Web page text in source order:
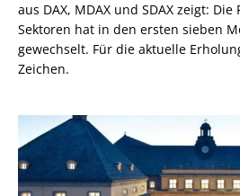
aus DAX, MDAX und SDAX zeigt:
Sektoren hat in den ersten sieben
gewechselt. Für die aktuelle
Zeichen.